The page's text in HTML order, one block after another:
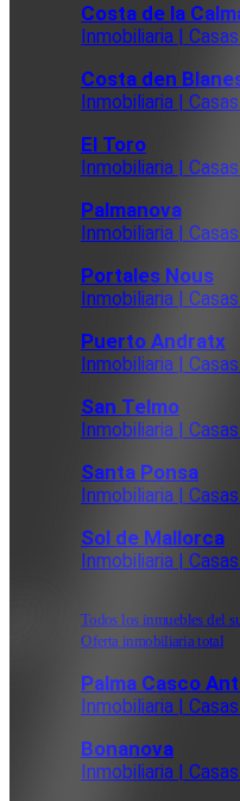
Costa de la
Inmobiliaria |
Costa den
Inmobiliaria |
El Toro
Inmobiliaria |
Palmanova
Inmobiliaria |
Portales Nous
Inmobiliaria |
Puerto Andratx
Inmobiliaria |
San Telmo
Inmobiliaria |
Santa Ponsa
Inmobiliaria |
Sol de Mallorca
Inmobiliaria |
Todos los inmuebles del
Oferta inmobiliaria total
Palma Casco
Inmobiliaria |
Bonanova
Inmobiliaria |